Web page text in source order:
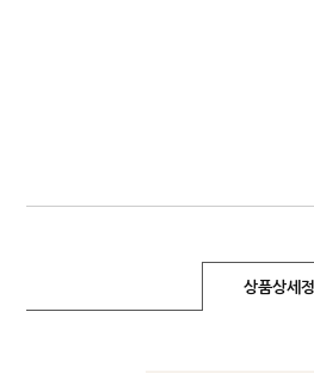
상품상세